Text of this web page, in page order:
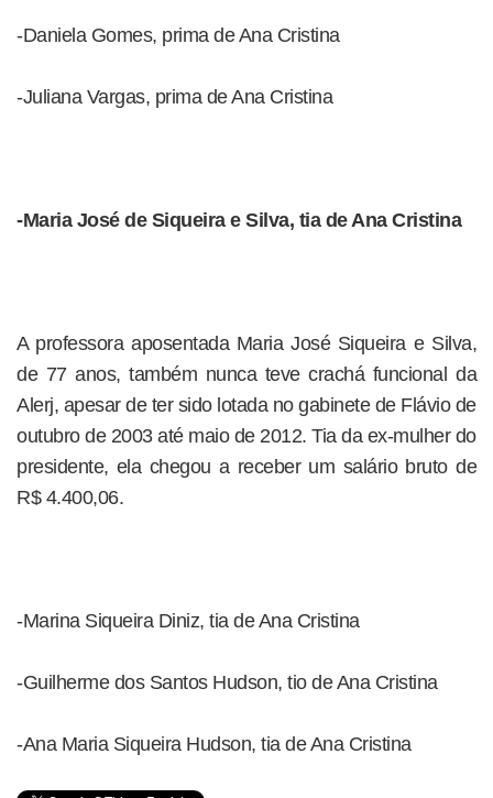
-Daniela Gomes, prima de Ana Cristina
-Juliana Vargas, prima de Ana Cristina
-Maria José de Siqueira e Silva, tia de Ana Cristina
A professora aposentada Maria José Siqueira e Silva,
de 77 anos, também nunca teve crachá funcional da
Alerj, apesar de ter sido lotada no gabinete de Flávio de
outubro de 2003 até maio de 2012. Tia da ex-mulher do
presidente, ela chegou a receber um salário bruto de
R$ 4.400,06.
-Marina Siqueira Diniz, tia de Ana Cristina
-Guilherme dos Santos Hudson, tio de Ana Cristina
-Ana Maria Siqueira Hudson, tia de Ana Cristina